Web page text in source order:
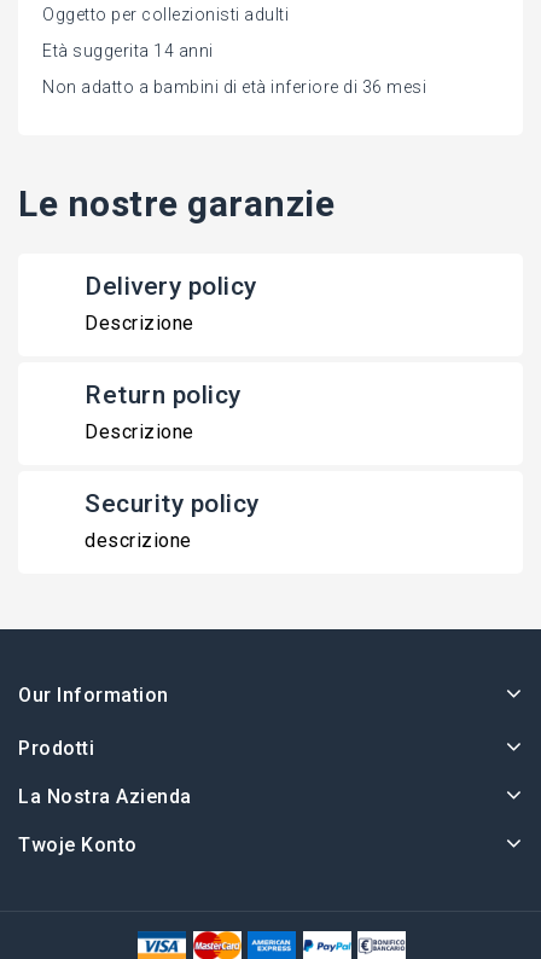
Oggetto per collezionisti adulti
Età suggerita 14 anni
Non adatto a bambini di età inferiore di 36 mesi
Le nostre garanzie
Delivery policy
Descrizione
Return policy
Descrizione
Security policy
descrizione
Our Information
Prodotti
La Nostra Azienda
Twoje Konto